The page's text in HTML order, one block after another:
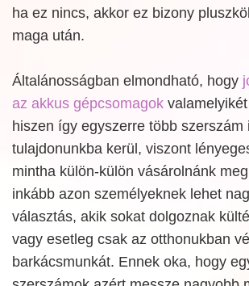
ha ez nincs, akkor ez bizony
maga után.
Általánosságban elmondható, hogy
az akkus gépcsomagok
hiszen így egyszerre több szerszám
tulajdonunkba kerül, viszont
mintha külön-külön vásárolnánk
inkább azon személyeknek lehet
választás, akik sokat dolgoznak
vagy esetleg csak az otthonukban
barkácsmunkát. Ennek oka, hogy